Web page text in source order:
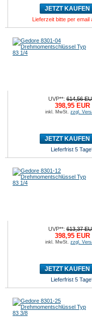
JETZT KAUFEN
Lieferzeit bitte per email
UVP**:614,56
398,95 EUR
inkl. MwSt.zzgl.
JETZT KAUFEN
Lieferfrist 5
UVP**:613,37
398,95 EUR
inkl. MwSt.zzgl.
JETZT KAUFEN
Lieferfrist 5